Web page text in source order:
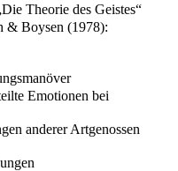
Theorie des Geistes“
& Boysen (1978):
Emotionen bei
anderer Artgenossen